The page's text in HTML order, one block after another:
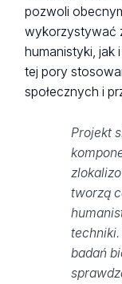
pozwoli
wykorzystywać
humanistyki, jak
tej pory
społecznych i
Projekt
tworzą
badań